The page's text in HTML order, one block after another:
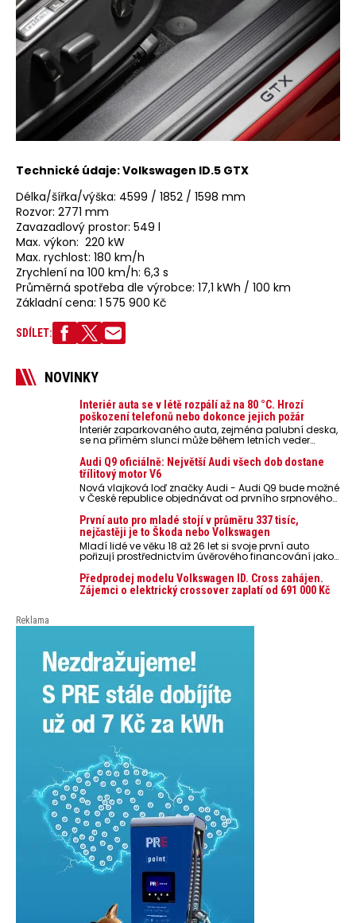
Technické údaje: Volkswagen ID.5 GTX
Délka/šířka/výška: 4599 / 1852 / 1598 mm
Rozvor: 2771 mm
Zavazadlový prostor: 549 l
Max. výkon: 220 kW
Max. rychlost: 180 km/h
Zrychlení na 100 km/h: 6,3 s
Průměrná spotřeba dle výrobce: 17,1 kWh / 100 km
Základní cena: 1 575 900 Kč
SDÍLET:
NOVINKY
Interiér auta se v létě rozpálí až na 80 °C. Hrozí
poškození telefonů nebo dokonce jejich požár
Interiér zaparkovaného auta, zejména palubní deska,
se na přímém slunci může během letních veder
nebezpečí pro odložené mobilní telefony, powerbanky
nebo notebooky. Můžou urychlit stárnutí baterií,
poškodit elektroniku a ve výjimečných případech i
zvýšit riziko požáru.
Audi Q9 oficiálně: Největší Audi všech dob dostane
třílitový motor V6
Nová vlajková loď značky Audi - Audi Q9 bude možné
v České republice objednávat od prvního srpnového
První auto pro mladé stojí v průměru 337 tisíc,
nejčastěji je to Škoda nebo Volkswagen
Mladí lidé ve věku 18 až 26 let si svoje první auto
pořizují prostřednictvím úvěrového financování jako
auto. Průměrná pořizovací cena vozu dosahuje 337
tisíc korun a průměrná financovaná částka
přesahuje 251 tisíc korun. Vyplývá to z dat Leasingu
Předprodej modelu Volkswagen ID. Cross zahájen.
Zájemci o elektrický crossover zaplatí od 691 000 Kč
Reklama